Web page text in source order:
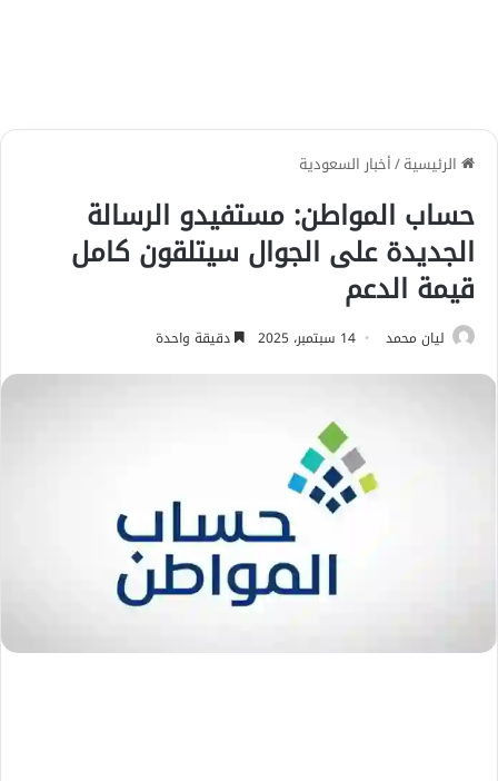
الرئيسية/أخبار السعودية
حساب المواطن: مستفيدو الرسالة
الجديدة على الجوال سيتلقون كامل
قيمة الدعم
ليان محمد 14 سبتمبر، 2025 دقيقة واحدة